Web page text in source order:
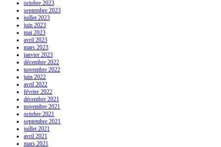
octobre 2023
septembre 2023
juillet 2023
juin 2023
mai 2023
avril 2023
mars 2023
janvier 2023
décembre 2022
novembre 2022
juin 2022
avril 2022
février 2022
décembre 2021
novembre 2021
octobre 2021
septembre 2021
juillet 2021
avril 2021
mars 2021